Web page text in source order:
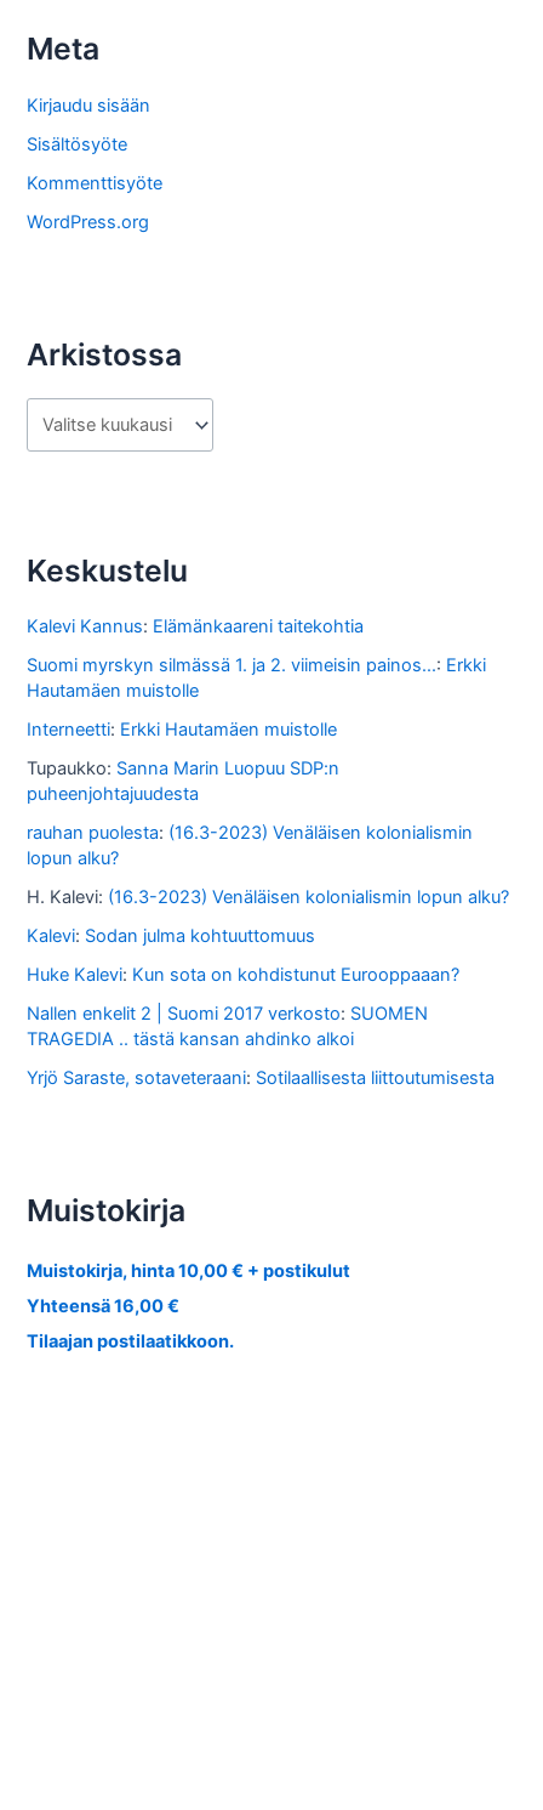
s
o
s
t
a
Meta
Kirjaudu sisään
Sisältösyöte
Kommenttisyöte
WordPress.org
Arkistossa
r
s
o
s
s
a
Keskustelu
Kalevi Kannus: Elämänkaareni taitekohtia
Suomi myrskyn silmässä 1. ja 2. viimeisin painos...: Erkki
Hautamäen muistolle
Interneetti: Erkki Hautamäen muistolle
Tupaukko: Sanna Marin Luopuu SDP:n
puheenjohtajuudesta
rauhan puolesta: (16.3-2023) Venäläisen kolonialismin
lopun alku?
H. Kalevi: (16.3-2023) Venäläisen kolonialismin lopun alku?
Kalevi: Sodan julma kohtuuttomuus
Huke Kalevi: Kun sota on kohdistunut Eurooppaaan?
Nallen enkelit 2 | Suomi 2017 verkosto: SUOMEN
TRAGEDIA .. tästä kansan ahdinko alkoi
Yrjö Saraste, sotaveteraani: Sotilaallisesta liittoutumisesta
Muistokirja
Muistokirja, hinta 10,00 € + postikulut
Yhteensä 16,00 €
Tilaajan postilaatikkoon.